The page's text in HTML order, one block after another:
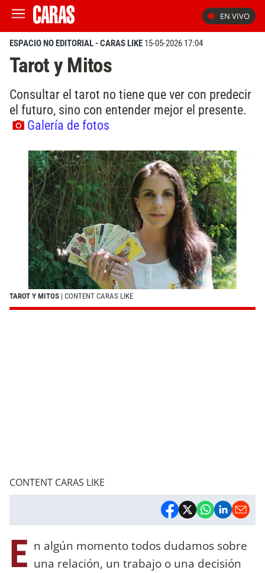
EN VIVO
ESPACIO NO EDITORIAL - CARAS LIKE 15-05-2026 17:04
Tarot y Mitos
Consultar el tarot no tiene que ver con predecir
el futuro, sino con entender mejor el presente.
Galería de fotos
TAROT Y MITOS | CONTENT CARAS LIKE
CONTENT CARAS LIKE
E n algún momento todos dudamos sobre
una relación, un trabajo o una decisión